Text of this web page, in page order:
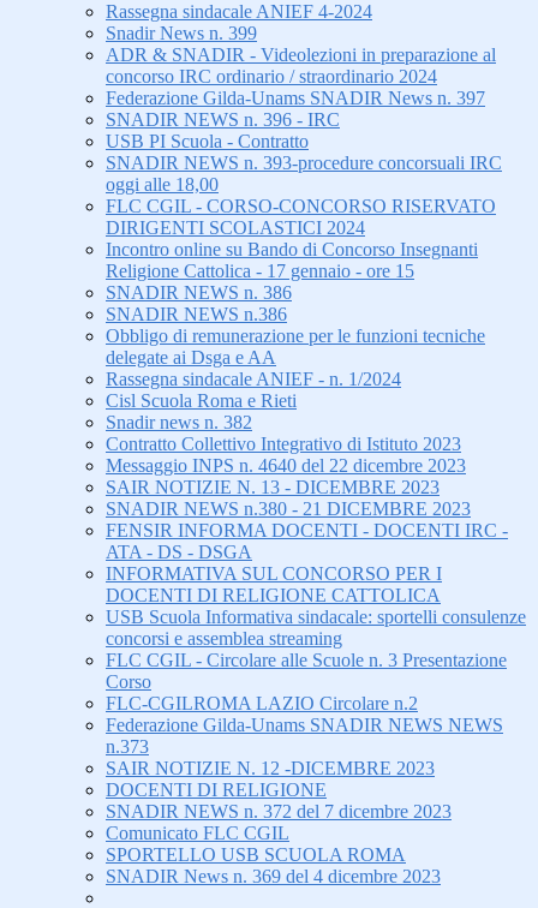
Rassegna sindacale ANIEF 4-2024
Snadir News n. 399
ADR & SNADIR - Videolezioni in preparazione al
concorso IRC ordinario / straordinario 2024
Federazione Gilda-Unams SNADIR News n. 397
SNADIR NEWS n. 396 - IRC
USB PI Scuola - Contratto
SNADIR NEWS n. 393-procedure concorsuali IRC
oggi alle 18,00
FLC CGIL - CORSO-CONCORSO RISERVATO
DIRIGENTI SCOLASTICI 2024
Incontro online su Bando di Concorso Insegnanti
Religione Cattolica - 17 gennaio - ore 15
SNADIR NEWS n. 386
SNADIR NEWS n.386
Obbligo di remunerazione per le funzioni tecniche
delegate ai Dsga e AA
Rassegna sindacale ANIEF - n. 1/2024
Cisl Scuola Roma e Rieti
Snadir news n. 382
Contratto Collettivo Integrativo di Istituto 2023
Messaggio INPS n. 4640 del 22 dicembre 2023
SAIR NOTIZIE N. 13 - DICEMBRE 2023
SNADIR NEWS n.380 - 21 DICEMBRE 2023
FENSIR INFORMA DOCENTI - DOCENTI IRC -
ATA - DS - DSGA
INFORMATIVA SUL CONCORSO PER I
DOCENTI DI RELIGIONE CATTOLICA
USB Scuola Informativa sindacale: sportelli consulenze
concorsi e assemblea streaming
FLC CGIL - Circolare alle Scuole n. 3 Presentazione
Corso
FLC-CGILROMA LAZIO Circolare n.2
Federazione Gilda-Unams SNADIR NEWS NEWS
n.373
SAIR NOTIZIE N. 12 -DICEMBRE 2023
DOCENTI DI RELIGIONE
SNADIR NEWS n. 372 del 7 dicembre 2023
Comunicato FLC CGIL
SPORTELLO USB SCUOLA ROMA
SNADIR News n. 369 del 4 dicembre 2023